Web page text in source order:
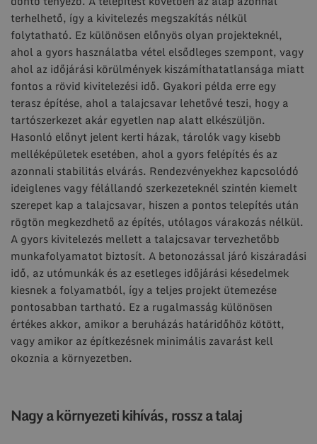
terhelhető, így a kivitelezés megszakítás nélkül
folytatható. Ez különösen előnyös olyan projekteknél,
ahol a gyors használatba vétel elsődleges szempont, vagy
ahol az időjárási körülmények kiszámíthatatlansága miatt
fontos a rövid kivitelezési idő. Gyakori példa erre egy
terasz építése, ahol a talajcsavar lehetővé teszi, hogy a
tartószerkezet akár egyetlen nap alatt elkészüljön.
Hasonló előnyt jelent kerti házak, tárolók vagy kisebb
melléképületek esetében, ahol a gyors felépítés és az
azonnali stabilitás elvárás. Rendezvényekhez kapcsolódó
ideiglenes vagy félállandó szerkezeteknél szintén kiemelt
szerepet kap a talajcsavar, hiszen a pontos telepítés után
rögtön megkezdhető az építés, utólagos várakozás nélkül.
A gyors kivitelezés mellett a talajcsavar tervezhetőbb
munkafolyamatot biztosít. A betonozással járó kiszáradási
idő, az utómunkák és az esetleges időjárási késedelmek
kiesnek a folyamatból, így a teljes projekt ütemezése
pontosabban tartható. Ez a rugalmasság különösen
értékes akkor, amikor a beruházás határidőhöz kötött,
vagy amikor az építkezésnek minimális zavarást kell
okoznia a környezetben.
Nagy a környezeti kihívás, rossz a talaj